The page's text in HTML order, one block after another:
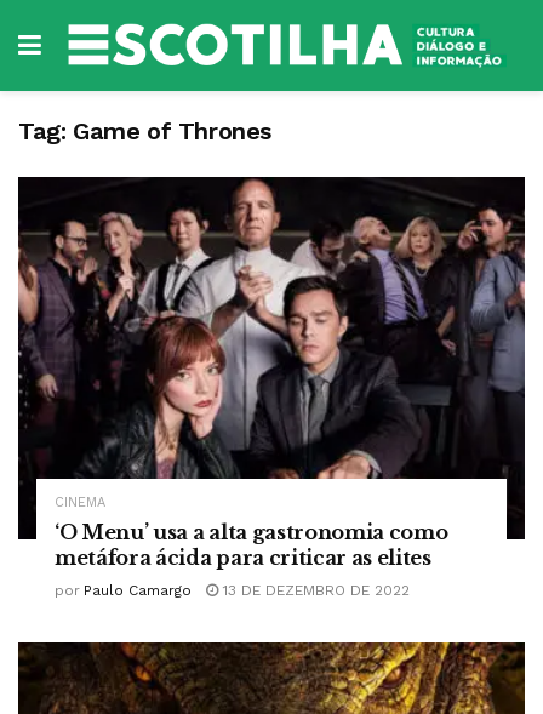
Tag: Game of Thrones
CINEMA
‘O Menu’ usa a alta gastronomia como
metáfora ácida para criticar as elites
por Paulo Camargo 13 DE DEZEMBRO DE 2022